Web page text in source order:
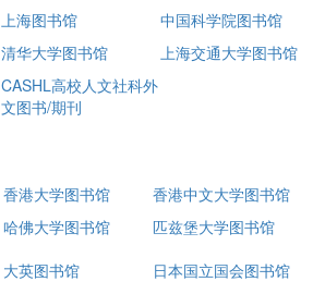
上海图书馆
中国科学院图书馆
清华大学图书馆
上海交通大学图书馆
CASHL高校人文社科外
文图书/期刊
香港大学图书馆
香港中文大学图书馆
哈佛大学图书馆
匹兹堡大学图书馆
大英图书馆 日本国立国会图书馆